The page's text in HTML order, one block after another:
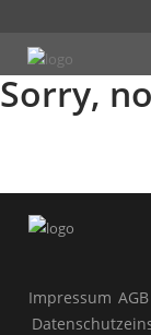
Sorry,
Impressum AGB